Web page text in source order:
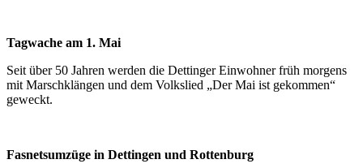
Tagwache am 1. Mai
Seit über 50 Jahren werden die Dettinger Einwohner früh morgens
mit Marschklängen und dem Volkslied „Der Mai ist gekommen“
geweckt.
Fasnetsumzüge in Dettingen und Rottenburg